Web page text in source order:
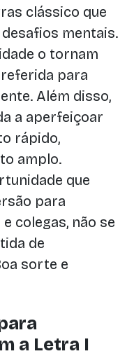
clássico que
mentais.
o tornam
para
Além disso,
a aperfeiçoar
rápido,
amplo.
que
para
colegas, não se
de
sorte e
a Letra I